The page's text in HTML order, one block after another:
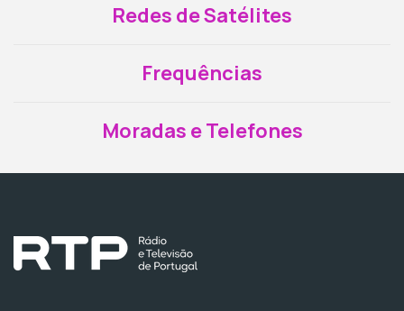
Redes de Satélites
Frequências
Moradas e Telefones